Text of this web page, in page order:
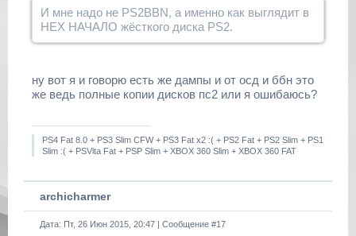
И мне надо не PS2BBN, а именно как выглядит в
HEX НАЧАЛО жёсткого диска PS2.
ну вот я и говорю есть же дампы и от осд и ббн это
же ведь полные копии дисков пс2 или я ошибаюсь?
PS4 Fat 8.0 + PS3 Slim CFW + PS3 Fat x2 :( + PS2 Fat + PS2 Slim + PS1
Slim :( + PSVita Fat + PSP Slim + XBOX 360 Slim + XBOX 360 FAT
archicharmer
Дата: Пт, 26 Июн 2015, 20:47 | Сообщение #17